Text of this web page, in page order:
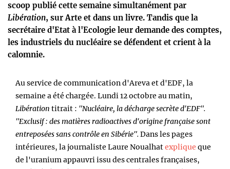
scoop publié cette semaine simultanément par
Libération, sur Arte et dans un livre. Tandis que la
secrétaire d'Etat à l'Ecologie leur demande des comptes,
les industriels du nucléaire se défendent et crient à la
calomnie.
Au service de communication d'Areva et d'EDF, la
semaine a été chargée. Lundi 12 octobre au matin,
Libération titrait : "Nucléaire, la décharge secrète d'EDF".
"Exclusif : des matières radioactives d'origine française sont
entreposées sans contrôle en Sibérie". Dans les pages
intérieures, la journaliste Laure Noualhatexplique que
de l'uranium appauvri issu des centrales françaises,